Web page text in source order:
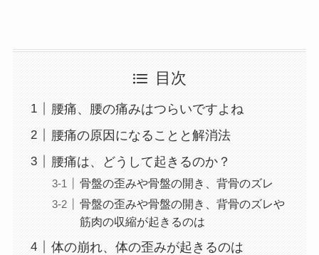
目次
腰痛、腰の痛みはつらいですよね
腰痛の原因になることと解消法
腰痛は、どうして起きるのか？
骨盤の歪みや骨盤の開き、背骨のズレ
骨盤の歪みや骨盤の開き、背骨のズレや
筋肉の収縮が起きるのは
体の崩れ、体の歪みが起きるのは